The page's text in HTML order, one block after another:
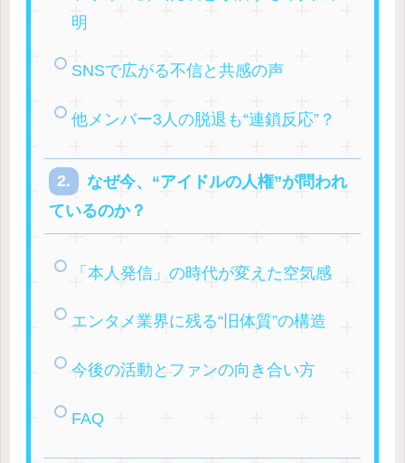
明
SNSで広がる不信と共感の声
他メンバー3人の脱退も“連鎖反応”？
なぜ今、“アイドルの人権”が問われ
ているのか？
「本人発信」の時代が変えた空気感
エンタメ業界に残る“旧体質”の構造
今後の活動とファンの向き合い方
FAQ